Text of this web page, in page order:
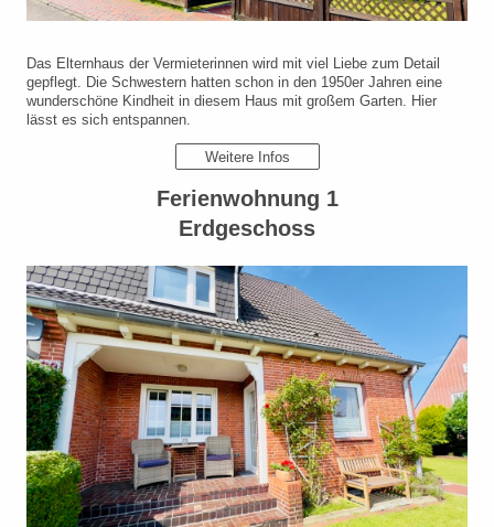
Das Elternhaus der Vermieterinnen wird mit viel Liebe zum Detail
gepflegt. Die Schwestern hatten schon in den 1950er Jahren eine
wunderschöne Kindheit in diesem Haus mit großem Garten. Hier
lässt es sich entspannen.
Weitere Infos
Ferienwohnung 1
Erdgeschoss